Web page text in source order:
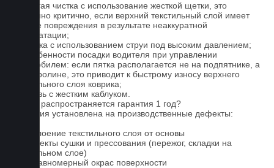
1. Частая чистка с использование жесткой щетки, это
особенно критично, если верхний текстильный слой имеет
мелкие повреждения в результате неаккуратной
эксплуатации;
2. Мойка с использованием струи под высоким давлением;
3. Особенности посадки водителя при управлении
автомобилем: если пятка располагается не на подпятнике, а
на ковролине, это приводит к быстрому износу верхнего
текстильного слоя коврика;
4. Обувь с жестким каблуком.
На что распространяется гарантия 1 год?
Гарантия установлена на производственные дефекты:
1. Отслоение текстильного слоя от основы
2. Дефекты сушки и прессования (пережог, складки на
текстильном слое)
3. Неравномерный окрас поверхности